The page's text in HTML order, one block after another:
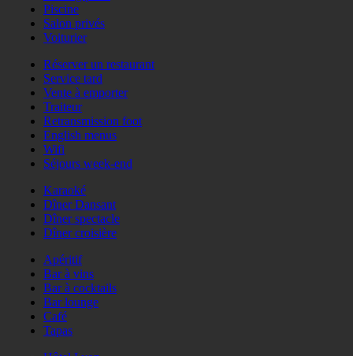
Piscine
Salon privés
Voiturier
Réserver un restaurant
Service tard
Vente à emporter
Traiteur
Retransmission foot
English menus
Wifi
Séjours week-end
Karaoké
Dîner Dansant
Dîner spectacle
Dîner croisière
Apéritif
Bar à vins
Bar à cocktails
Bar lounge
Café
Tapas